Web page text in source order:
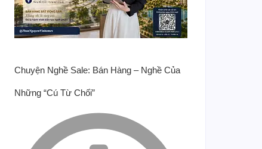
Chuyện Nghề Sale: Bán Hàng – Nghề Của
Những “Cú Từ Chối”